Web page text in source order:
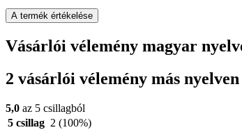
A termék értékelése
Vásárlói vélemény magyar
2 vásárlói vélemény más nyelven
5,0 az 5 csillagból
5 csillag 2 (100%)